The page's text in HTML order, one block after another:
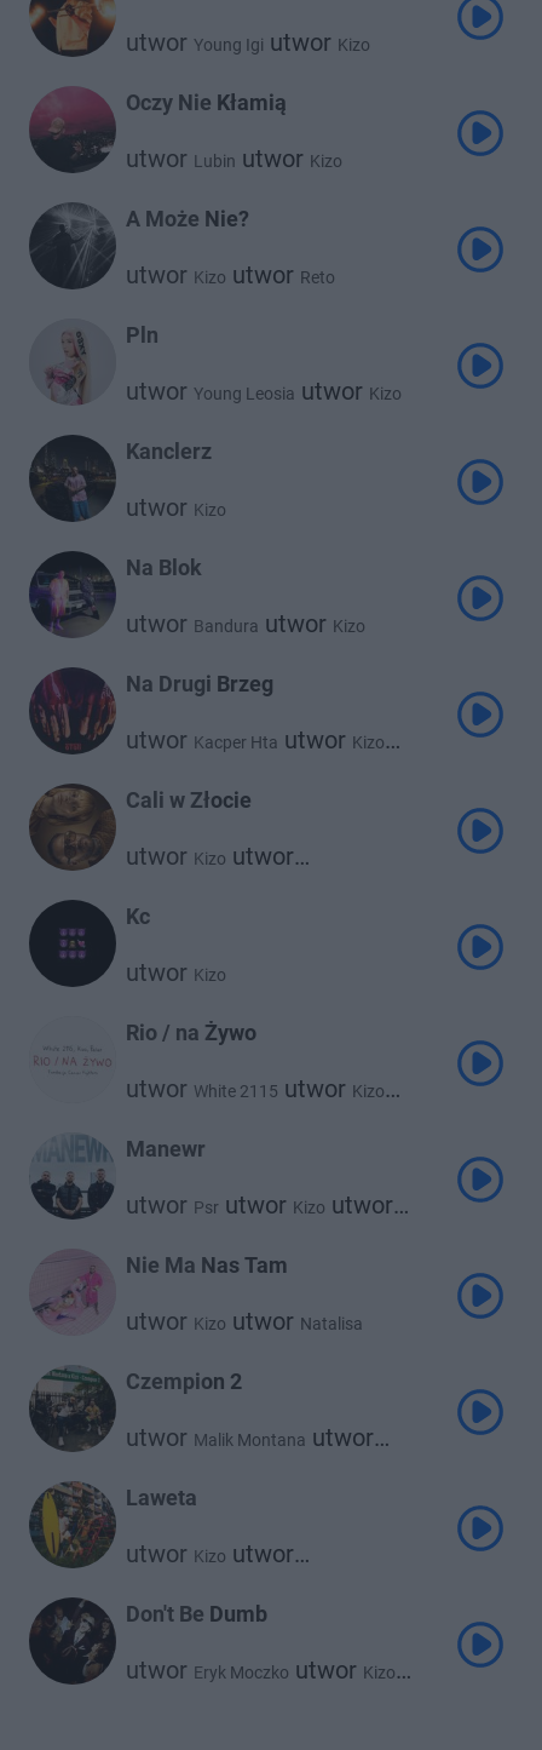
utwor Young Igi utwor Kizo
Oczy Nie Kłamią
utwor Lubin utwor Kizo
A Może Nie?
utwor Kizo utwor Reto
Pln
utwor Young Leosia utwor Kizo
Kanclerz
utwor Kizo
Na Blok
utwor Bandura utwor Kizo
Na Drugi Brzeg
utwor Kacper Hta utwor Kizo
Cali w Złocie
utwor Kizo utwor
Clearmind
Kc
utwor Kizo
Rio / na Żywo
utwor White 2115 utwor Kizo
Manewr
utwor Psr utwor Kizo utwor
Nie Ma Nas Tam
utwor Kizo utwor Natalisa
Czempion 2
utwor Malik Montana utwor
Laweta
utwor Kizo utwor
Don't Be Dumb
utwor Eryk Moczko utwor Kizo